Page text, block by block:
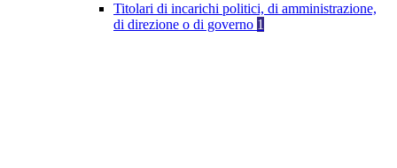
Titolari di incarichi politici, di amministrazione,
di direzione o di governo 1